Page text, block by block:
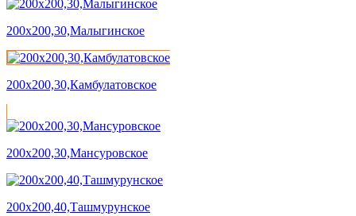
200х200,30,Малыгинское
200х200,30,Камбулатовское
200х200,30,Мансуровское
200х200,40,Ташмурунское